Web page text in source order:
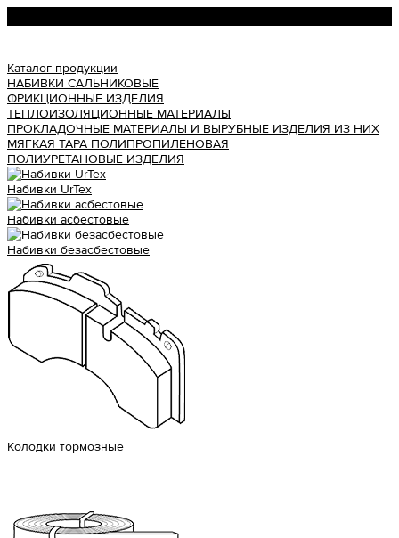
Каталог продукции
НАБИВКИ САЛЬНИКОВЫЕ
ФРИКЦИОННЫЕ ИЗДЕЛИЯ
ТЕПЛОИЗОЛЯЦИОННЫЕ МАТЕРИАЛЫ
ПРОКЛАДОЧНЫЕ МАТЕРИАЛЫ И ВЫРУБНЫЕ ИЗДЕЛИЯ ИЗ НИХ
МЯГКАЯ ТАРА ПОЛИПРОПИЛЕНОВАЯ
ПОЛИУРЕТАНОВЫЕ ИЗДЕЛИЯ
Набивки UrTex
Набивки асбестовые
Набивки безасбестовые
Колодки тормозные